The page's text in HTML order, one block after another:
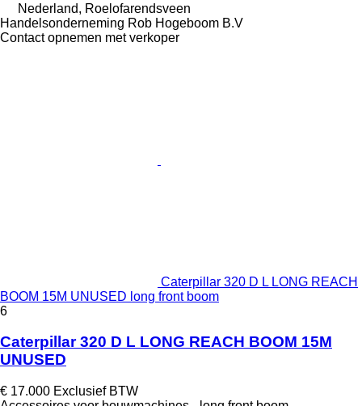
Nederland, Roelofarendsveen
Handelsonderneming Rob Hogeboom B.V
Contact opnemen met verkoper
Caterpillar 320 D L LONG REACH
BOOM 15M UNUSED long front boom
6
Caterpillar 320 D L LONG REACH BOOM 15M
UNUSED
€ 17.000 Exclusief BTW